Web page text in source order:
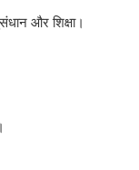
और शिक्षा।